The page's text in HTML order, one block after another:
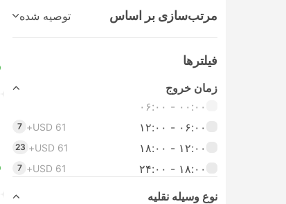
مرتب‌سازی بر اساس توصیه شده
فیلتر‌ها
زمان خروج
۰۰:۰۰ - ۰۶:۰۰
۰۶:۰۰ - ۱۲:۰۰
USD 61+
7
۱۲:۰۰ - ۱۸:۰۰ USD 61+
23
۱۸:۰۰ - ۲۴:۰۰ USD 61+
7
نوع وسیله نقلیه